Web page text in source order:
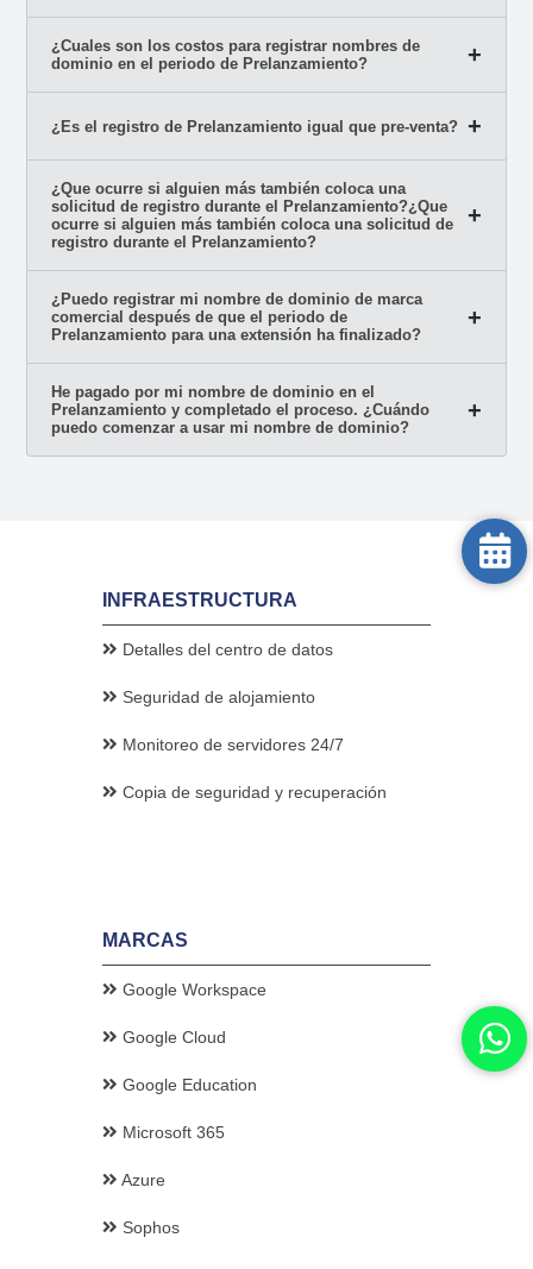
¿Cuales son los costos para registrar nombres de
dominio en el periodo de Prelanzamiento?
¿Es el registro de Prelanzamiento igual que pre-venta?
¿Que ocurre si alguien más también coloca una
solicitud de registro durante el Prelanzamiento?¿Que
ocurre si alguien más también coloca una solicitud de
registro durante el Prelanzamiento?
¿Puedo registrar mi nombre de dominio de marca
comercial después de que el periodo de
Prelanzamiento para una extensión ha finalizado?
He pagado por mi nombre de dominio en el
Prelanzamiento y completado el proceso. ¿Cuándo
puedo comenzar a usar mi nombre de dominio?
INFRAESTRUCTURA
Detalles del centro de datos
Seguridad de alojamiento
Monitoreo de servidores 24/7
Copia de seguridad y recuperación
MARCAS
Google Workspace
Google Cloud
Google Education
Microsoft 365
Azure
Sophos